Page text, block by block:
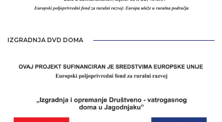
IZGRADNJA DVD DOMA